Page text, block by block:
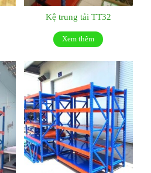
Kệ trung tải TT32
Xem thêm